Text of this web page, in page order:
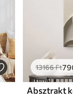
13166Ft
Absztrakt